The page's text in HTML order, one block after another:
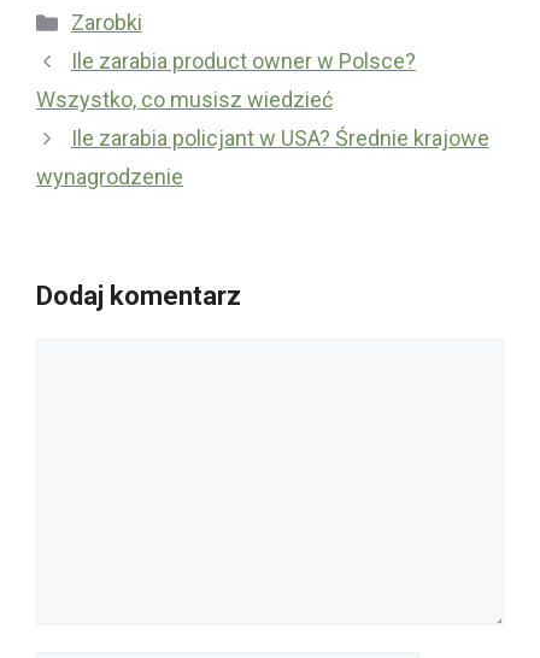
Kategorie
Zarobki
Ile zarabia product owner w Polsce?
Wszystko, co musisz wiedzieć
Ile zarabia policjant w USA? Średnie krajowe
wynagrodzenie
Dodaj komentarz